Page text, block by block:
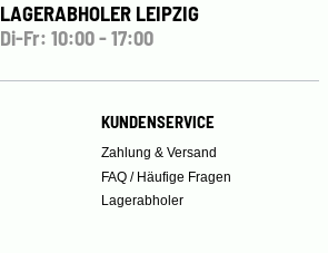
LAGERABHOLER LEIPZIG
Di-Fr: 10:00 - 17:00
KUNDENSERVICE
Zahlung & Versand
FAQ / Häufige Fragen
Lagerabholer